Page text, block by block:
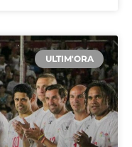
ULTIM'ORA